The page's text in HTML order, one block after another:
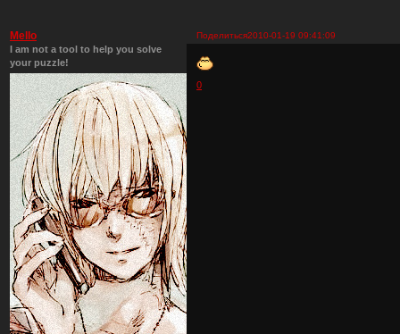
Поделиться2010-01-19 09:41:09
Mello
I am not a tool to help you solve
your puzzle!
0